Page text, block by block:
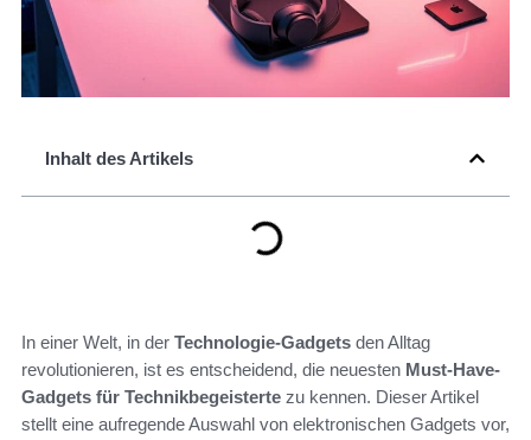
Inhalt des Artikels
In einer Welt, in der Technologie-Gadgets den Alltag
revolutionieren, ist es entscheidend, die neuesten Must-Have-
Gadgets für Technikbegeisterte zu kennen. Dieser Artikel
stellt eine aufregende Auswahl von elektronischen Gadgets vor,